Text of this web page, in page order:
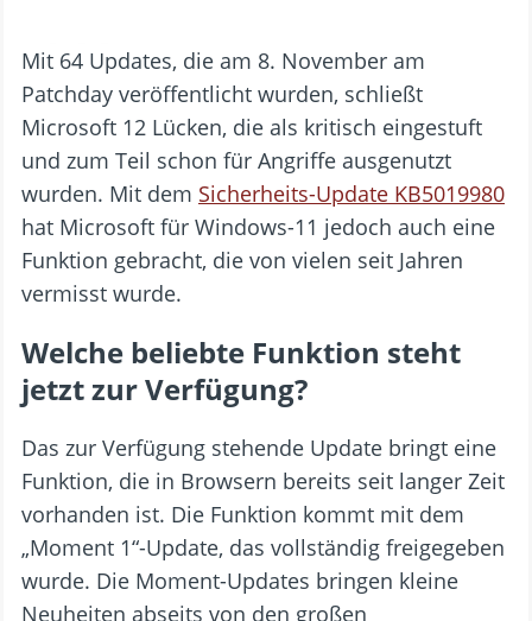
Mit 64 Updates, die am 8. November am
Patchday veröffentlicht wurden, schließt
Microsoft 12 Lücken, die als kritisch eingestuft
und zum Teil schon für Angriffe ausgenutzt
wurden. Mit dem Sicherheits-Update KB5019980
hat Microsoft für Windows-11 jedoch auch eine
Funktion gebracht, die von vielen seit Jahren
vermisst wurde.
Welche beliebte Funktion steht
jetzt zur Verfügung?
Das zur Verfügung stehende Update bringt eine
Funktion, die in Browsern bereits seit langer Zeit
vorhanden ist. Die Funktion kommt mit dem
„Moment 1“-Update, das vollständig freigegeben
wurde. Die Moment-Updates bringen kleine
Neuheiten abseits von den großen